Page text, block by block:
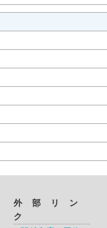
外 部 リ ン
ク